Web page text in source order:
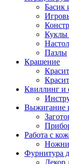
Басик
Куклы
Пазлы
Крашение
Квиллинг и
Выжигание
Работа с
Фурнитура
Декор